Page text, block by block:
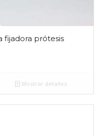
fijadora prótesis
Mostrar detalles